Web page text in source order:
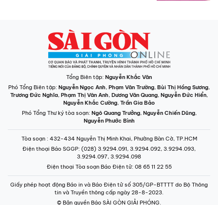
Tổng Biên tập: Nguyễn Khắc Văn
Phó Tổng Biên tập: Nguyễn Ngọc Anh, Phạm Văn Trường, Bùi Thị Hồng Sương,
Trương Đức Nghĩa, Phạm Thị Vân Anh, Dương Văn Quang, Nguyễn Đức Hiển,
Nguyễn Khắc Cường, Trần Gia Bảo
Phó Tổng Thư ký tòa soạn: Ngô Quang Trưởng, Nguyễn Chiến Dũng,
Nguyễn Phước Bình
Tòa soạn : 432-434 Nguyễn Thị Minh Khai, Phường Bàn Cờ, TP.HCM
Điện thoại Báo SGGP: (028) 3.9294.091, 3.9294.092, 3.9294.093,
3.9294.097, 3.9294.098
Điện thoại Tòa soạn Báo Điện tử: 08 65 11 22 55
Giấy phép hoạt động Báo in và Báo Điện tử số 305/GP-BTTTT do Bộ Thông
tin và Truyền thông cấp ngày 28-8-2023.
© Bản quyền Báo SÀI GÒN GIẢI PHÓNG.